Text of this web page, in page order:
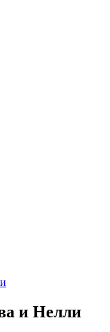
и Нелли